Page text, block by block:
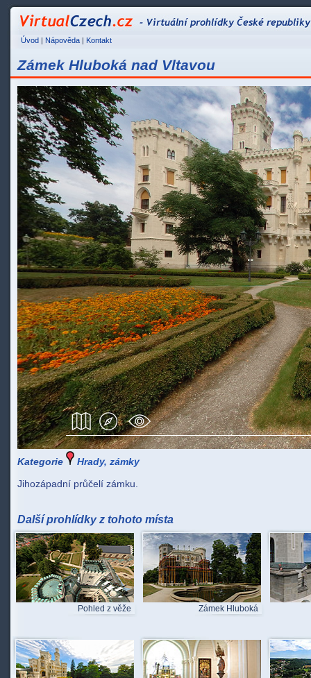
VirtualCzech.cz -
Úvod | Nápověda | Kontakt
Zámek Hluboká nad Vltavou
Kategorie
Hrady, zámky
Jihozápadní průčelí zámku.
Další prohlídky z tohoto místa
Pohled z věže Zámek Hluboká